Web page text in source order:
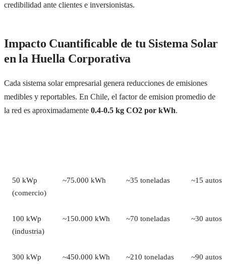
credibilidad ante clientes e inversionistas.
Impacto Cuantificable de tu Sistema Solar
en la Huella Corporativa
Cada sistema solar empresarial genera reducciones de emisiones
medibles y reportables. En Chile, el factor de emision promedio de
la red es aproximadamente 0.4-0.5 kg CO2 por kWh.
50 kWp
(comercio)
~75.000 kWh ~35 toneladas ~15 autos/
100 kWp
(industria)
~150.000 kWh ~70 toneladas ~30 autos/
300 kWp
~450.000 kWh ~210 toneladas ~90 autos/